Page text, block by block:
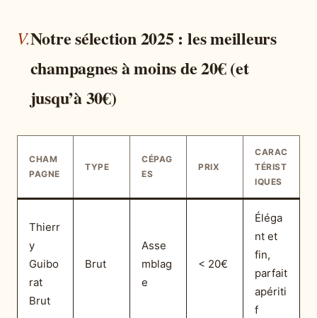
Notre sélection 2025 : les meilleurs
champagnes à moins de 20€ (et
jusqu’à 30€)
CHAM
PAGNE
TYPE
CÉPAG
ES
PRIX
CARAC
TÉRIST
IQUES
Thierr
y
Guibo
rat
Brut
Brut
Asse
mblag
e
< 20€
Éléga
nt et
fin,
parfait
apériti
f